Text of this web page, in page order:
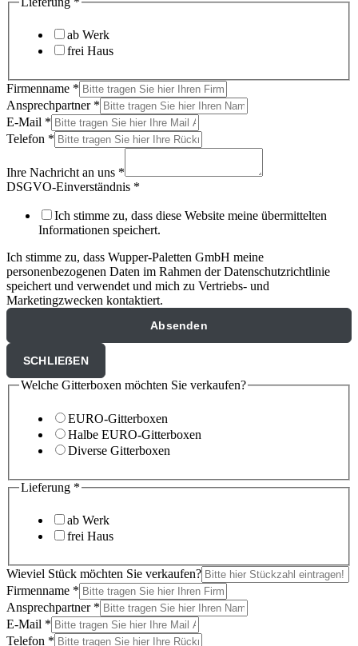
ab Werk
frei Haus
Firmenname *
Ansprechpartner *
E-Mail *
Telefon *
Ihre Nachricht an uns *
DSGVO-Einverständnis *
Ich stimme zu, dass diese Website meine übermittelten
Informationen speichert.
Ich stimme zu, dass Wupper-Paletten GmbH meine
personenbezogenen Daten im Rahmen der Datenschutzrichtlinie
speichert und verwendet und mich zu Vertriebs- und
Marketingzwecken kontaktiert.
Absenden
SCHLIEẞEN
Welche Gitterboxen möchten Sie verkaufen?
EURO-Gitterboxen
Halbe EURO-Gitterboxen
Diverse Gitterboxen
Lieferung *
ab Werk
frei Haus
Wieviel Stück möchten Sie verkaufen?
Firmenname *
Ansprechpartner *
E-Mail *
Telefon *